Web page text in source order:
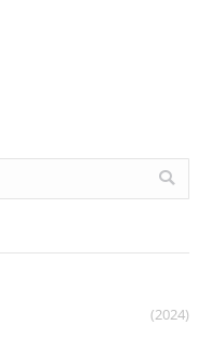
(2024)